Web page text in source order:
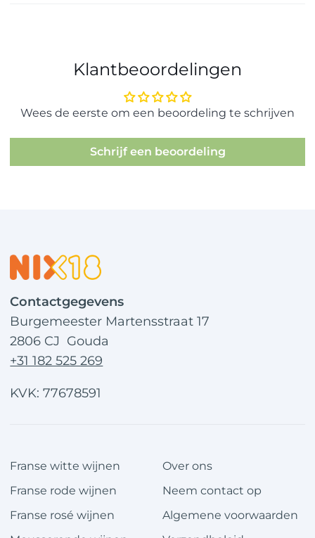
Klantbeoordelingen
Wees de eerste om een beoordeling te schrijven
Schrijf een beoordeling
Contactgegevens
Burgemeester Martensstraat 17
2806 CJ Gouda
+31 182 525 269
KVK: 77678591
Franse witte wijnen
Franse rode wijnen
Franse rosé wijnen
Over ons
Neem contact op
Algemene voorwaarden